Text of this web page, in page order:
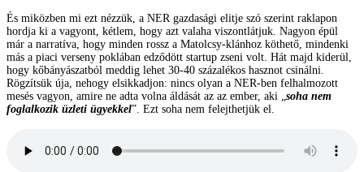
És miközben mi ezt nézzük, a NER gazdasági elitje szó szerint raklapon
hordja ki a vagyont, kétlem, hogy azt valaha viszontlátjuk. Nagyon épül
már a narratíva, hogy minden rossz a Matolcsy-klánhoz köthető, mindenki
más a piaci verseny poklában edződött startup zseni volt. Hát majd kiderül,
hogy kőbányászatból meddig lehet 30-40 százalékos hasznot csinálni.
Rögzítsük úja, nehogy elsikkadjon: nincs olyan a NER-ben felhalmozott
mesés vagyon, amire ne adta volna áldását az az ember, aki „soha nem
foglalkozik üzleti ügyekkel”. Ezt soha nem felejthetjük el.